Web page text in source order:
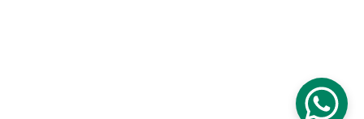
WachPro Security GmbH